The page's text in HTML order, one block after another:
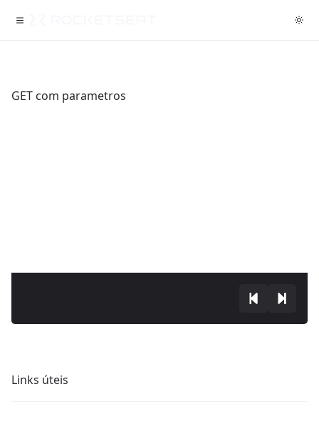
GET com parametros
Links úteis